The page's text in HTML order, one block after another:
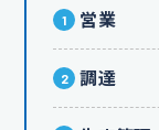
営業
調達